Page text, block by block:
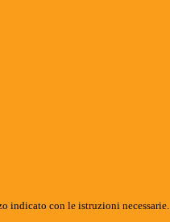
indicato con le istruzioni necessarie.